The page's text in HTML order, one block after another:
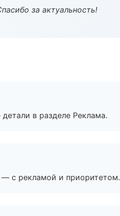
за актуальность!
в разделе Реклама.
с рекламой и приоритетом.